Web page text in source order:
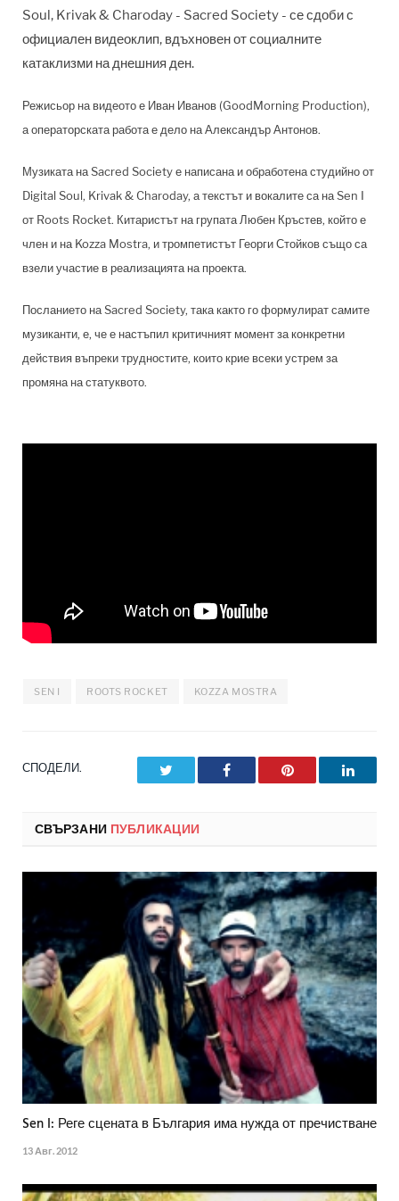
Soul, Krivak & Charoday - Sacred Society - се сдоби с
официален видеоклип, вдъхновен от социалните
катаклизми на днешния ден.
Режисьор на видеото е Иван Иванов (GoodMorning Production),
а операторската работа е дело на Александър Антонов.
Музиката на Sacred Society е написана и обработена студийно от
Digital Soul, Krivak & Charoday, а текстът и вокалите са на Sen I
от Roots Rocket. Китаристът на групата Любен Кръстев, който е
член и на Kozza Mostra, и тромпетистът Георги Стойков също са
взели участие в реализацията на проекта.
Посланието на Sacred Society, така както го формулират самите
музиканти, е, че е настъпил критичният момент за конкретни
действия въпреки трудностите, които крие всеки устрем за
промяна на статуквото.
SEN I ROOTS ROCKET KOZZA MOSTRA
СПОДЕЛИ. Facebook Pinterest
СВЪРЗАНИ ПУБЛИКАЦИИ
Sen I: Реге сцената в България има нужда от пречистване
13 Авг. 2012